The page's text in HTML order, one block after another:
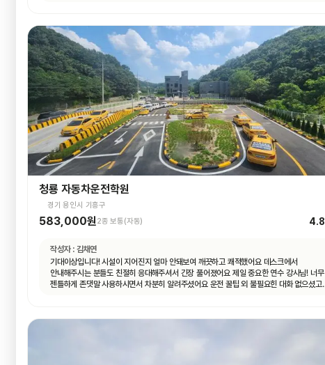
청룡 자동차운전학원
경기 용인시 기흥구
583,000원2종 보통(자동) 4.8
작성자 : 김채연
기대이상입니다! 시설이 지어진지 얼마 안돼보여 깨끗하고 쾌적했어요 데스크에서
안내해주시는 분들도 친절히 응대해주셔서 긴장 풀어졌어요 제일 중요한 연수 강사님! 너무
젠틀하게 존댓말 사용하시면서 차분히 알려주셨어요 운전 꿀팁 외 불필요힌 대화 없으셨고